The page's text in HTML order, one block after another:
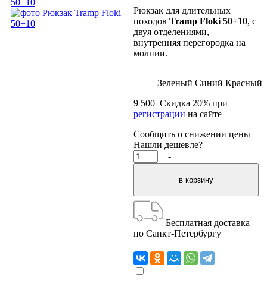
Рюкзак для длительных
походов Tramp Floki 50+10, с
двуя отделениями,
внутренняя перегородка на
молнии.
Зеленый Синий Красный
9 500 Скидка 20% при
регистрации на сайте
Сообщить о снижении цены
Нашли дешевле?
+ -
Бесплатная доставка
по Санкт-Петербургу